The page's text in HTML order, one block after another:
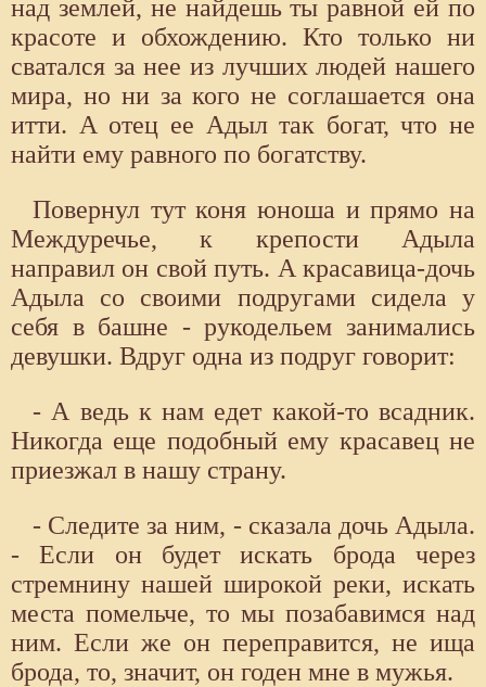
над землей, не найдешь ты равной ей по
красоте и обхождению. Кто только ни
сватался за нее из лучших людей нашего
мира, но ни за кого не соглашается она
итти. А отец ее Адыл так богат, что не
найти ему равного по богатству.
Повернул тут коня юноша и прямо на
Междуречье, к крепости Адыла
направил он свой путь. А красавица-дочь
Адыла со своими подругами сидела у
себя в башне - рукодельем занимались
девушки. Вдруг одна из подруг говорит:
- А ведь к нам едет какой-то всадник.
Никогда еще подобный ему красавец не
приезжал в нашу страну.
- Следите за ним, - сказала дочь Адыла.
- Если он будет искать брода через
стремнину нашей широкой реки, искать
места помельче, то мы позабавимся над
ним. Если же он переправится, не ища
брода, то, значит, он годен мне в мужья.